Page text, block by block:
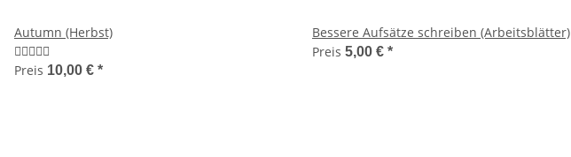
Autumn (Herbst)
Preis 10,00 € *
Bessere Aufsätze schreiben (Arbeitsblätter)
Preis 5,00 € *